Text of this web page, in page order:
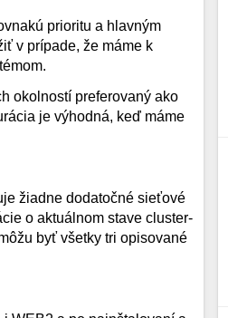
prioritu a hlavným
v prípade, že máme k
okolností preferovaný ako
je výhodná, keď máme
žiadne dodatočné sieťové
o aktuálnom stave cluster-
byť všetky tri opisované